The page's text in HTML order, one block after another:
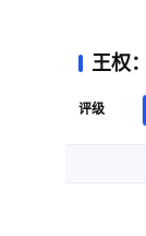
王权
评级